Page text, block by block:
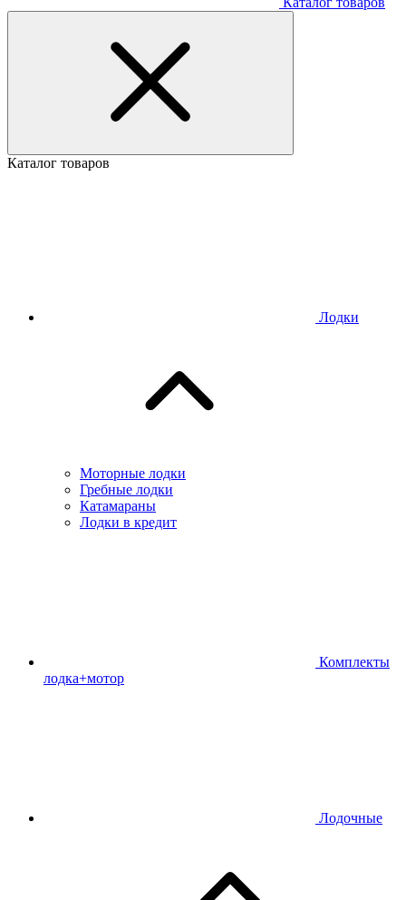
Каталог товаров
Лодки
Моторные лодки
Гребные лодки
Катамараны
Лодки в кредит
Комплекты
лодка+мотор
Лодочные